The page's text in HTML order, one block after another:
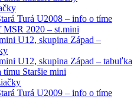
Turá U2008 – info o tíme
MSR 2020 – st.mini
U12, skupina Západ –
U12, skupina Západ – tabuľka
tímu Staršie mini
Turá U2009 – info o tíme